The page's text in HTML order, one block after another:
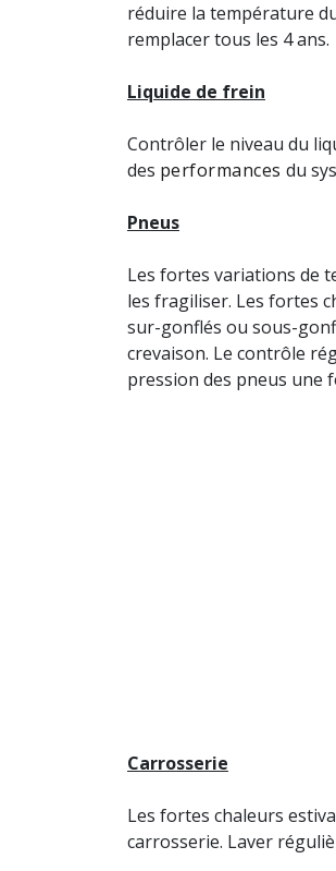
réduire la température
remplacer tous les 4 ans.
Liquide de frein
Contrôler le niveau du
des performances du
Pneus
Les fortes variations de
les fragiliser. Les fortes
sur-gonflés ou sous-
crevaison. Le contrôle
pression des pneus une
Carrosserie
Les fortes chaleurs
carrosserie. Laver